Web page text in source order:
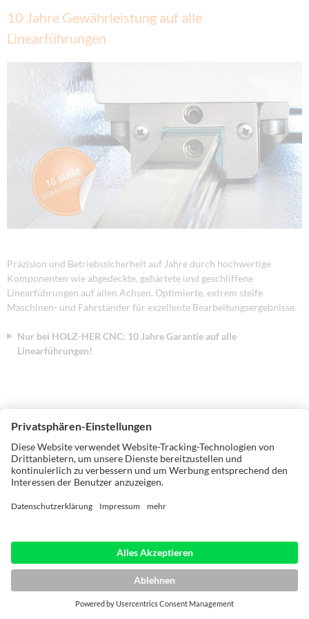
10 Jahre Gewährleistung auf alle
Linearführungen
Präzision und Betriebssicherheit auf Jahre durch hochwertige
Komponenten wie abgedeckte, gehärtete und geschliffene
Linearführungen auf allen Achsen. Optimierte, extrem steife
Maschinen- und Fahrständer für exzellente Bearbeitungsergebnisse.
Nur bei HOLZ-HER CNC: 10 Jahre Garantie auf alle
Linearführungen!